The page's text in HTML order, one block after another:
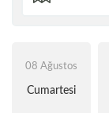
08 Ağustos
Cumartesi